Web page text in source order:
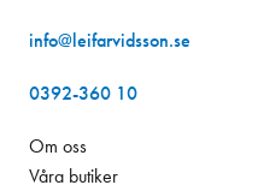
info@leifarvidsson.se
0392-360 10
Om oss
Våra butiker